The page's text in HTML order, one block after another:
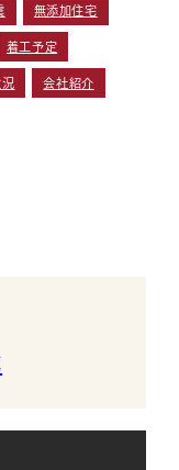
無添加住宅
着工予定
会社紹介